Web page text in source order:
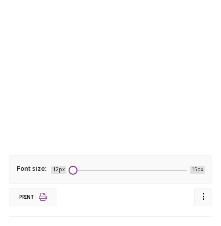
Font size: 12px 15px
PRINT